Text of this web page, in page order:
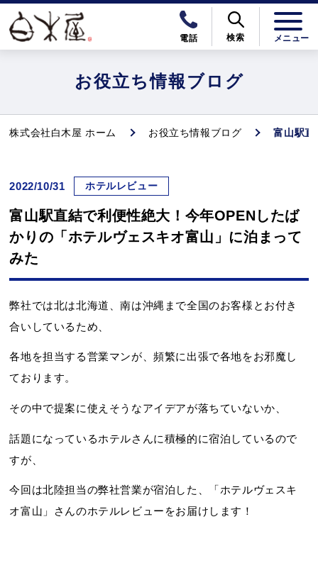
電話 検索
お役立ち情報ブログ
株式会社白木屋 ホーム お役立ち情報ブログ 富山駅直
2022/10/31 ホテルレビュー
富山駅直結で利便性絶大！今年OPENしたば
かりの「ホテルヴェスキオ富山」に泊まって
みた
弊社では北は北海道、南は沖縄まで全国のお客様とお付き
合いしているため、
各地を担当する営業マンが、頻繁に出張で各地をお邪魔し
ております。
その中で提案に使えそうなアイデアが落ちていないか、
話題になっているホテルさんに積極的に宿泊しているので
すが、
今回は北陸担当の弊社営業が宿泊した、「ホテルヴェスキ
オ富山」さんのホテルレビューをお届けします！